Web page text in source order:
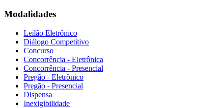
Modalidades
Leilão Eletrônico
Diálogo Competitivo
Concurso
Concorrência - Eletrônica
Concorrência - Presencial
Pregão - Eletrônico
Pregão - Presencial
Dispensa
Inexigibilidade